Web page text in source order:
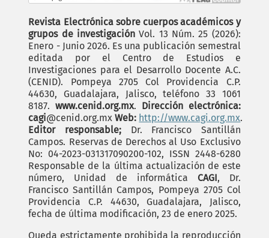
Revista Electrónica sobre cuerpos académicos y
grupos de investigación Vol. 13 Núm. 25 (2026):
Enero - Junio 2026. Es una publicación semestral
editada por el Centro de Estudios e
Investigaciones para el Desarrollo Docente A.C.
(CENID). Pompeya 2705 Col Providencia C.P.
44630, Guadalajara, Jalisco, teléfono 33 1061
8187.www.cenid.org.mx. Dirección electrónica:
cagi@cenid.org.mxWeb: http://www.cagi.org.mx.
Editor responsable;Dr. Francisco Santillán
Campos. Reservas de Derechos al Uso Exclusivo
No: 04-2023-031317090200-102, ISSN 2448-6280
Responsable de la última actualización de este
número, Unidad de informática CAGI, Dr.
Francisco Santillán Campos, Pompeya 2705 Col
Providencia C.P. 44630, Guadalajara, Jalisco,
fecha de última modificación, 23 de enero 2025.
Queda estrictamente prohibida la reproducción